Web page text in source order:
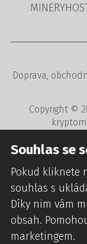
MINERY
Doprava,
Copyright ©
Tvorba www
Souhlas se
Pokud kliknete
souhlas s
Díky nim vám
obsah.
marketingem.